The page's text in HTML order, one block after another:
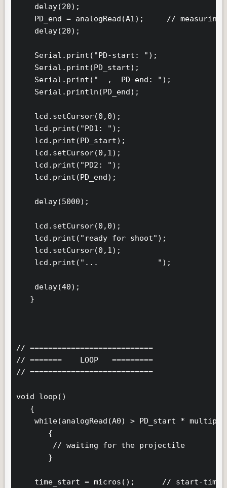
    delay(20);
PD_end = analogRead(A1);     //
    delay(20);
    Serial.print("PD-start: ");
    Serial.print(PD_start);
    Serial.print("  ,  PD-end: ");
    Serial.println(PD_end);
    lcd.setCursor(0,0);
    lcd.print("PD1: ");
    lcd.print(PD_start);
    lcd.setCursor(0,1);
    lcd.print("PD2: ");
    lcd.print(PD_end);
    delay(5000);
    lcd.setCursor(0,0);
    lcd.print("ready for shoot");
    lcd.setCursor(0,1);
    lcd.print("...             ");
    delay(40);
   }
// ===========================
// =======    LOOP   =========
// ===========================
void loop()
   {
while(analogRead(A0) > PD_start *
       {
        // waiting for the projectile
       }
time_start = micros();      // start-time